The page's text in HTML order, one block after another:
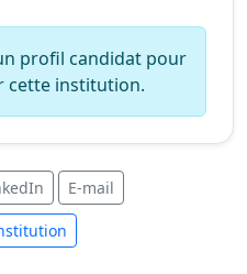
profil candidat pour
cette institution.
E-mail